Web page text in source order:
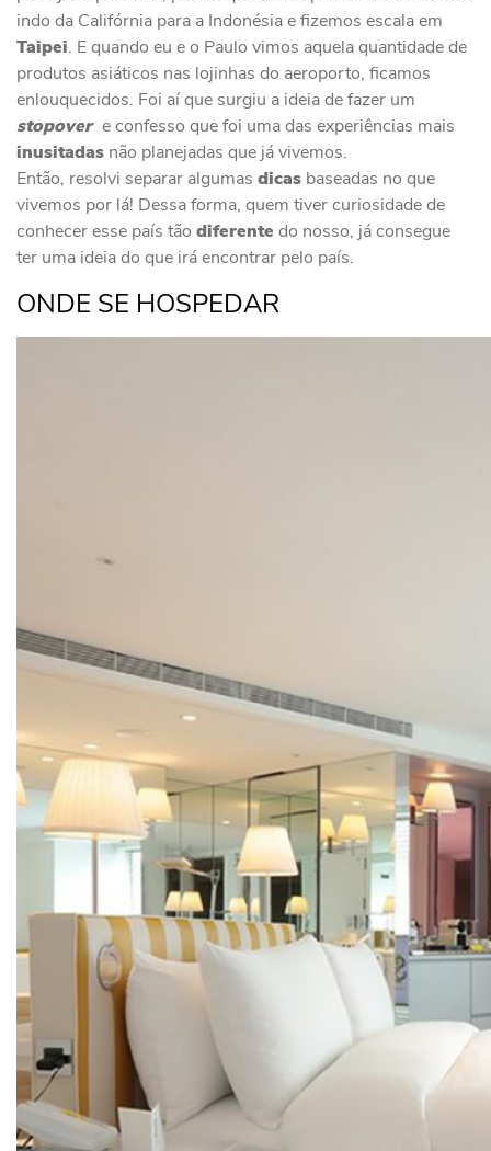
indo da Califórnia para a Indonésia e fizemos escala em
Taipei. E quando eu e o Paulo vimos aquela quantidade de
produtos asiáticos nas lojinhas do aeroporto, ficamos
enlouquecidos. Foi aí que surgiu a ideia de fazer um
stopover e confesso que foi uma das experiências mais
inusitadas não planejadas que já vivemos.
Então, resolvi separar algumas dicas baseadas no que
vivemos por lá! Dessa forma, quem tiver curiosidade de
conhecer esse país tão diferente do nosso, já consegue
ter uma ideia do que irá encontrar pelo país.
ONDE SE HOSPEDAR